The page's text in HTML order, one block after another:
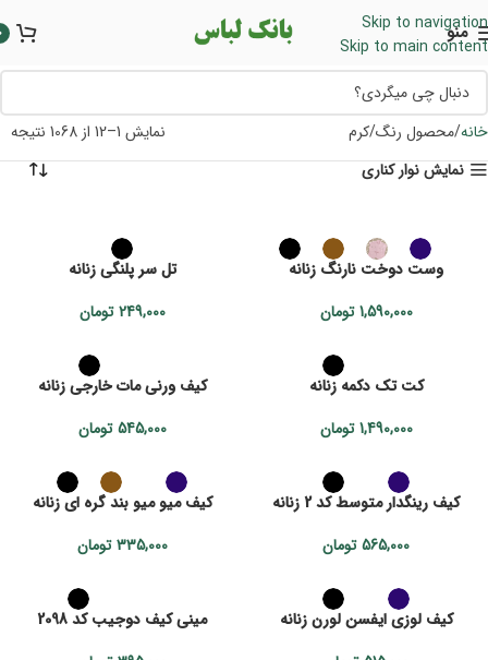
Skip to navigation
Skip to main content
منو
خانه محصول رنگ کرم
نمایش 1–12 از 1068 نتیجه
نمایش نوار کناری
وست دوخت نارنگ زنانه
1,590,000 تومان
تل سر پلنگی زنانه
249,000 تومان
کت تک دکمه زنانه
1,490,000 تومان
کیف ورنی مات خارجی زنانه
545,000 تومان
کیف رینگدار متوسط کد 2 زنانه
565,000 تومان
کیف میو میو بند گره ای زنانه
335,000 تومان
کیف لوزی ایفسن لورن زنانه
مینی کیف دوجیب کد 2098